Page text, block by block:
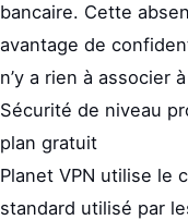
bancaire. Cette
avantage de
n’y a rien à associer
Sécurité de niveau
plan gratuit
Planet VPN utilise le
standard utilisé par